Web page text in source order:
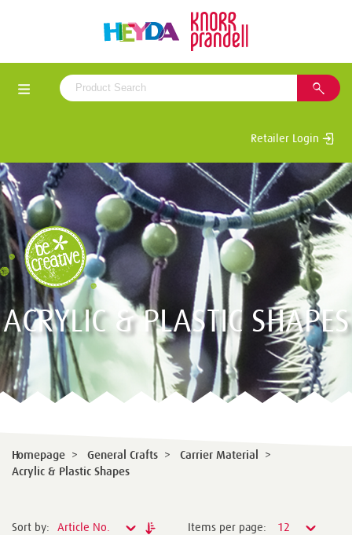
Retailer Login
ACRYLIC & PLASTIC SHAPES
Homepage > General Crafts > Carrier Material
>
Acrylic & Plastic Shapes
Sort by: Article No. Items per page: 12